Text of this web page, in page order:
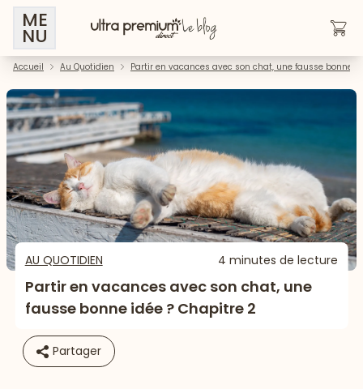
ME
NU
Accueil Au Quotidien Partir en vacances avec son chat, une fausse bonne
AU QUOTIDIEN 4 minutes de lecture
Partir en vacances avec son chat, une
fausse bonne idée ? Chapitre 2
Partager